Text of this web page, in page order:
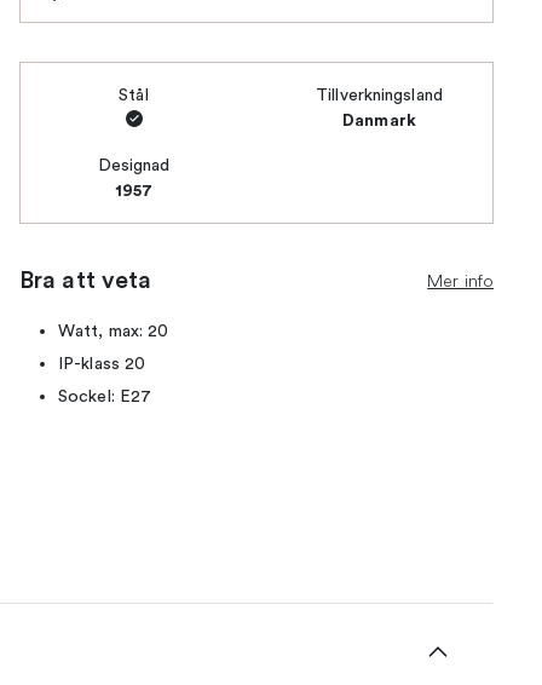
Stål Tillverkningsland
Danmark
Designad
1957
Bra att veta Mer info
Watt, max: 20
IP-klass 20
Sockel: E27